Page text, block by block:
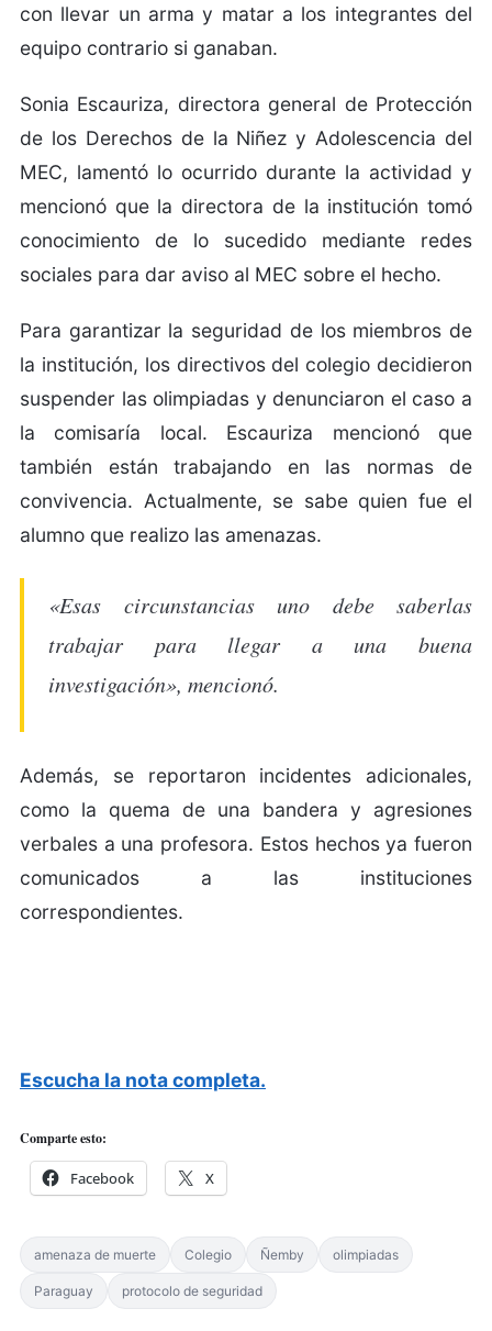
con llevar un arma y matar a los integrantes del
equipo contrario si ganaban.
Sonia Escauriza, directora general de Protección
de los Derechos de la Niñez y Adolescencia del
MEC, lamentó lo ocurrido durante la actividad y
mencionó que la directora de la institución tomó
conocimiento de lo sucedido mediante redes
sociales para dar aviso al MEC sobre el hecho.
Para garantizar la seguridad de los miembros de
la institución, los directivos del colegio decidieron
suspender las olimpiadas y denunciaron el caso a
la comisaría local. Escauriza mencionó que
también están trabajando en las normas de
convivencia. Actualmente, se sabe quien fue el
alumno que realizo las amenazas.
«Esas circunstancias uno debe saberlas
trabajar para llegar a una buena
investigación», mencionó.
Además, se reportaron incidentes adicionales,
como la quema de una bandera y agresiones
verbales a una profesora. Estos hechos ya fueron
comunicados a las instituciones
correspondientes.
Escucha la nota completa.
Comparte esto:
Facebook X
amenaza de muerte Colegio Ñemby olimpiadas
Paraguay protocolo de seguridad